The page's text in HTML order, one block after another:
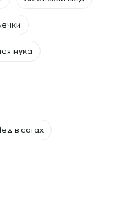
мука
в сотах